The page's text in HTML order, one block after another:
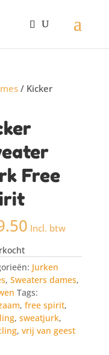
/ Kicker
Free
Incl. btw
Jurken
,Sweaters dames,
Tags:
,free spirit,
,sweatjurk,
,vrij van geest